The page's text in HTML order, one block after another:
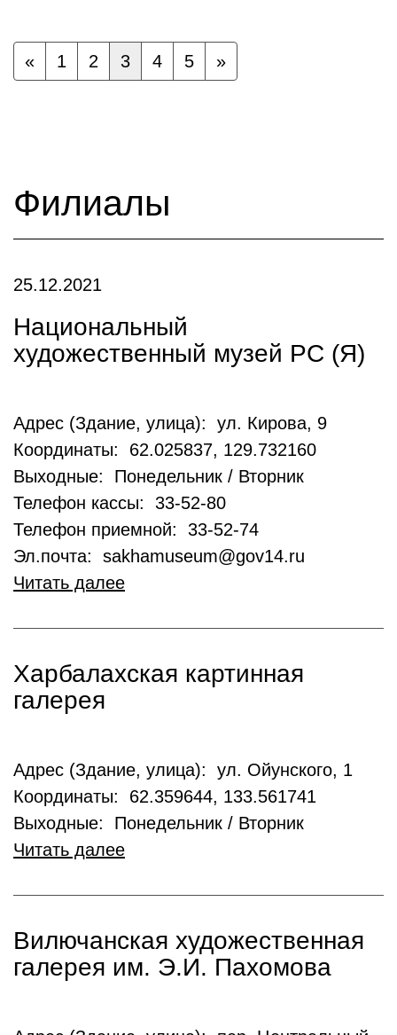
« 1 2 3 4 5 »
Филиалы
25.12.2021
Национальный
художественный музей РС (Я)
Адрес (Здание, улица): ул. Кирова, 9
Координаты: 62.025837, 129.732160
Выходные: Понедельник / Вторник
Телефон кассы: 33-52-80
Телефон приемной: 33-52-74
Эл.почта: sakhamuseum@gov14.ru
Читать далее
Харбалахская картинная
галерея
Адрес (Здание, улица): ул. Ойунского, 1
Координаты: 62.359644, 133.561741
Выходные: Понедельник / Вторник
Читать далее
Вилючанская художественная
галерея им. Э.И. Пахомова